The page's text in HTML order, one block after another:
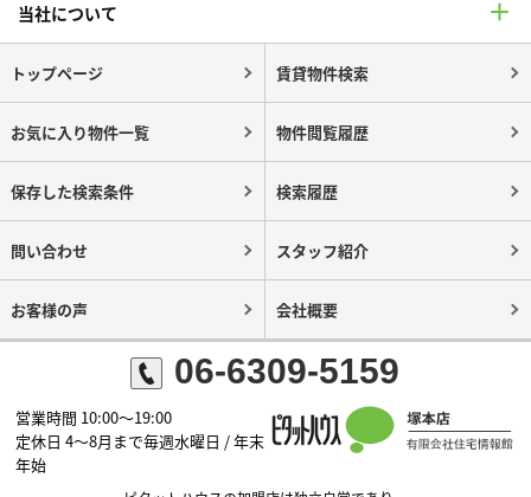
当社について
トップページ 賃貸物件検索
お気に入り物件一覧 物件閲覧履歴
保存した検索条件 検索履歴
問い合わせ スタッフ紹介
お客様の声 会社概要
06-6309-5159
営業時間 10:00～19:00
定休日 4～8月まで毎週水曜日 / 年末
年始